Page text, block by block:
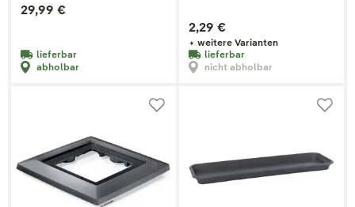
29,99 €
lieferbar
abholbar
2,29 €
+ weitere Varianten
lieferbar
nicht abholbar